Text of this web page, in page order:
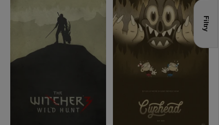
Filtry